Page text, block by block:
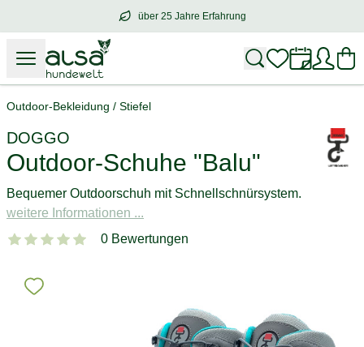
über 25 Jahre Erfahrung
über25 Jahre Erfahrung
Outdoor-Bekleidung / Stiefel
DOGGO
Outdoor-Schuhe "Balu"
Bequemer Outdoorschuh mit Schnellschnürsystem.
weitere Informationen ...
0 Bewertungen